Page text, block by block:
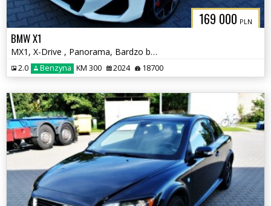
169 000 PLN
BMW X1
MX1, X-Drive , Panorama, Bardzo bogate wyposażenie
2.0 Benzyna KM 300 2024 18700